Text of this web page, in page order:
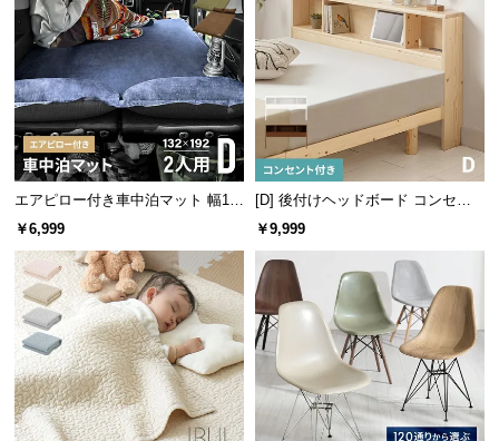
会
員
約
に
つ
い
お
様
ポ
ー
ト
エアピロー付き車中泊マット 幅13
2cm
￥6,999
[D] 後付けヘッドボード コンセン
ト付き 置くだけ
￥9,999